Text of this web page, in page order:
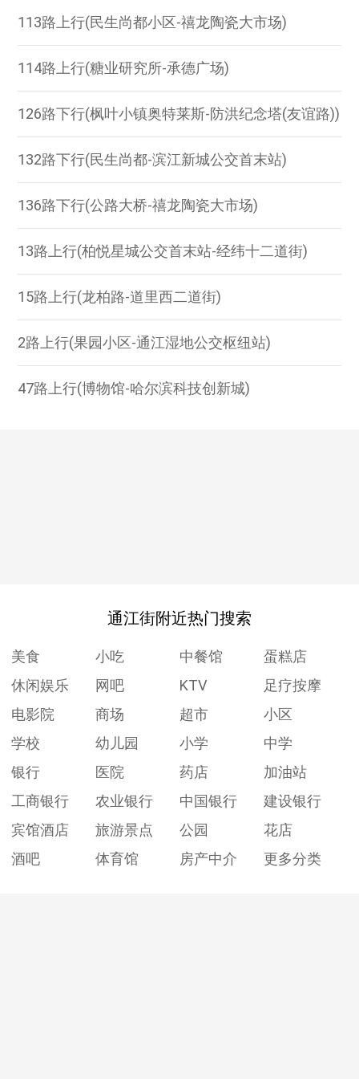
113路上行(民生尚都小区-禧龙陶瓷大市场)
114路上行(糖业研究所-承德广场)
126路下行(枫叶小镇奥特莱斯-防洪纪念塔(友谊路))
132路下行(民生尚都-滨江新城公交首末站)
136路下行(公路大桥-禧龙陶瓷大市场)
13路上行(柏悦星城公交首末站-经纬十二道街)
15路上行(龙柏路-道里西二道街)
2路上行(果园小区-通江湿地公交枢纽站)
47路上行(博物馆-哈尔滨科技创新城)
通江街附近热门搜索
美食 小吃 中餐馆
蛋糕店
休闲娱乐
网吧 KTV
足疗按摩
电影院
商场 超市
小区
学校
幼儿园 小学
中学
银行
医院 药店
加油站
工商银行
农业银行 中国银行
建设银行
宾馆酒店
旅游景点 公园
花店
酒吧
体育馆 房产中介 更多分类